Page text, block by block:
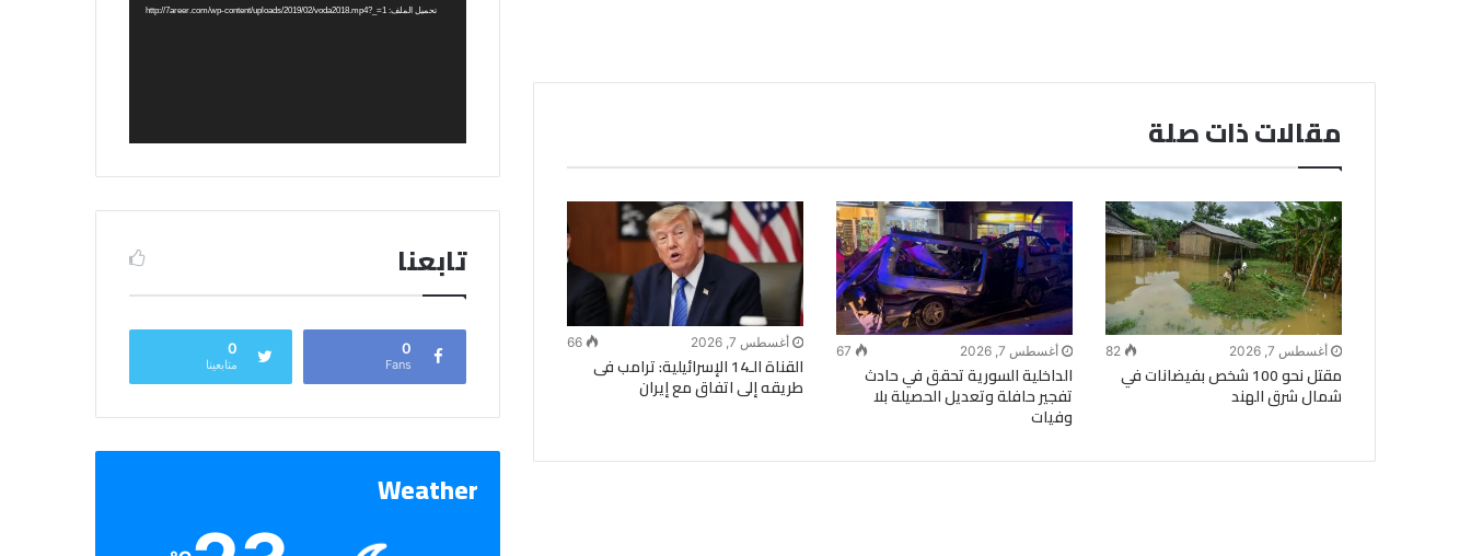
مقالات ذات صلة
أغسطس 7, 2026 82
مقتل نحو 100 شخص بفيضانات في
شمال شرق الهند
أغسطس 7, 2026 67
الداخلية السورية تحقق في حادث
تفجير حافلة وتعديل الحصيلة بلا
وفيات
أغسطس 7, 2026 66
القناة الـ14 الإسرائيلية: ترامب فى
طريقه إلى اتفاق مع إيران
تحميل الملف: http://7areer.com/wp-content/uploads/2019/02/voda2018.mp4?_=1
تابعنا
0
Fans
0
متابعينا
Weather